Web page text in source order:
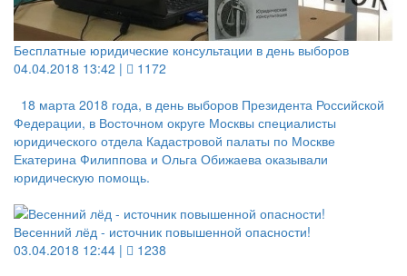
Бесплатные юридические консультации в день выборов
04.04.2018 13:42 |
1172
18 марта 2018 года, в день выборов Президента Российской
Федерации, в Восточном округе Москвы специалисты
юридического отдела Кадастровой палаты по Москве
Екатерина Филиппова и Ольга Обижаева оказывали
юридическую помощь.
Весенний лёд - источник повышенной опасности!
03.04.2018 12:44 |
1238